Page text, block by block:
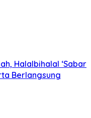
Halalbihalal ‘Sabar
Berlangsung